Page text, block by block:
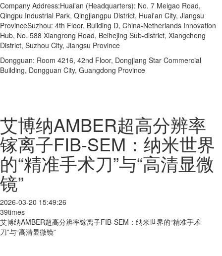
Company Address:Huai'an (Headquarters): No. 7 Meigao Road,
Qingpu Industrial Park, Qingjiangpu District, Huai'an City, Jiangsu
ProvinceSuzhou: 4th Floor, Building D, China-Netherlands Innovation
Hub, No. 588 Xiangrong Road, Beihejing Sub-district, Xiangcheng
District, Suzhou City, Jiangsu Province
Dongguan: Room 4216, 42nd Floor, Dongjiang Star Commercial
Building, Dongguan City, Guangdong Province
艾博纳AMBER超高分辨率
镓离子FIB-SEM：纳米世界
的“精准手术刀”与“高清显微
镜”
2026-03-20 15:49:26
39times
艾博纳AMBER超高分辨率镓离子FIB-SEM：纳米世界的“精准手术
刀”与“高清显微镜”